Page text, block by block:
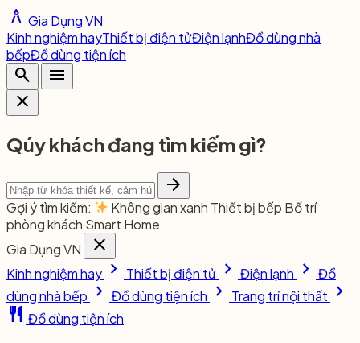
architecture Gia Dụng VN
Kinh nghiệm hayThiết bị điện tửĐiện lạnhĐồ dùng nhà
bếpĐồ dùng tiện ích
search
menu
close
Qúy khách đang tìm kiếm gì?
arrow_forward
Gợi ý tìm kiếm: Không gian xanh Thiết bị bếp Bố trí
phòng khách Smart Home
Gia Dụng VN
close
Kinh nghiệm hay chevron_right Thiết bị điện tử chevron_right Điện lạnh chevron_right Đồ
dùng nhà bếp chevron_right Đồ dùng tiện ích chevron_right Trang trí nội thất chevron_right
restaurant Đồ dùng tiện ích